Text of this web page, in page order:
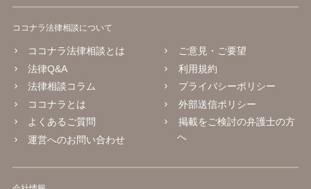
ココナラ法律相談について
ココナラ法律相談とは
法律Q&A
法律相談コラム
ココナラとは
よくあるご質問
運営へのお問い合わせ
ご意見・ご要望
利用規約
プライバシーポリシー
外部送信ポリシー
掲載をご検討の弁護士の方
へ